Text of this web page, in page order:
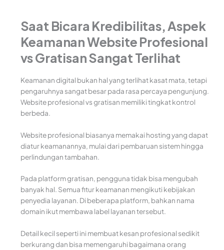
Saat Bicara Kredibilitas, Aspek
Keamanan Website Profesional
vs Gratisan Sangat Terlihat
Keamanan digital bukan hal yang terlihat kasat mata, tetapi
pengaruhnya sangat besar pada rasa percaya pengunjung.
Website profesional vs gratisan memiliki tingkat kontrol
berbeda.
Website profesional biasanya memakai hosting yang dapat
diatur keamanannya, mulai dari pembaruan sistem hingga
perlindungan tambahan.
Pada platform gratisan, pengguna tidak bisa mengubah
banyak hal. Semua fitur keamanan mengikuti kebijakan
penyedia layanan. Di beberapa platform, bahkan nama
domain ikut membawa label layanan tersebut.
Detail kecil seperti ini membuat kesan profesional sedikit
berkurang dan bisa memengaruhi bagaimana orang